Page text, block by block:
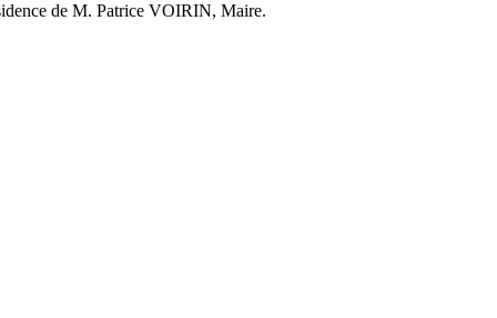
de M. Patrice VOIRIN, Maire.